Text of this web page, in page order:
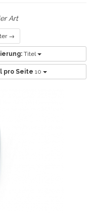
Art
→
Titel
pro Seite 10